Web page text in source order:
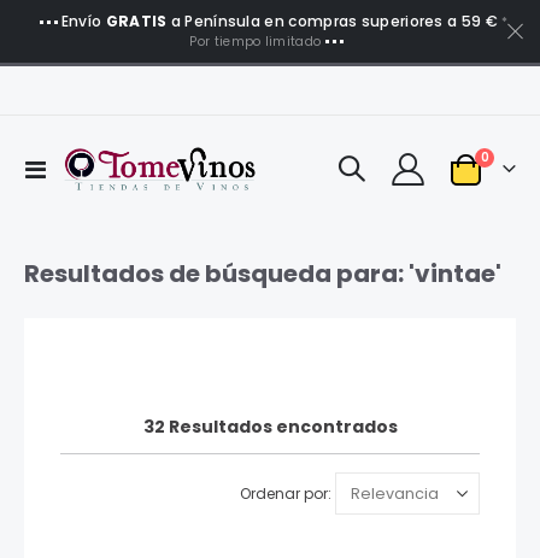
Envío GRATIS a Península en compras superiores a 59 € *
Por tiempo limitado
Toggle
Carro
0
Resultados de búsqueda para: 'vintae'
32 Resultados encontrados
Ordenar por: